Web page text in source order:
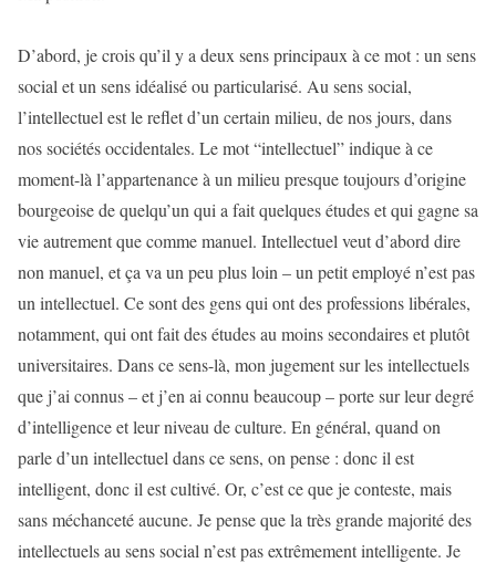
D’abord, je crois qu’il y a deux sens principaux à ce mot : un sens
social et un sens idéalisé ou particularisé. Au sens social,
l’intellectuel est le reflet d’un certain milieu, de nos jours, dans
nos sociétés occidentales. Le mot “intellectuel” indique à ce
moment-là l’appartenance à un milieu presque toujours d’origine
bourgeoise de quelqu’un qui a fait quelques études et qui gagne sa
vie autrement que comme manuel. Intellectuel veut d’abord dire
non manuel, et ça va un peu plus loin – un petit employé n’est pas
un intellectuel. Ce sont des gens qui ont des professions libérales,
notamment, qui ont fait des études au moins secondaires et plutôt
universitaires. Dans ce sens-là, mon jugement sur les intellectuels
que j’ai connus – et j’en ai connu beaucoup – porte sur leur degré
d’intelligence et leur niveau de culture. En général, quand on
parle d’un intellectuel dans ce sens, on pense : donc il est
intelligent, donc il est cultivé. Or, c’est ce que je conteste, mais
sans méchanceté aucune. Je pense que la très grande majorité des
intellectuels au sens social n’est pas extrêmement intelligente. Je